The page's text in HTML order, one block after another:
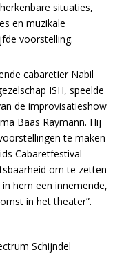
situaties,
en muzikale
voorstelling.
cabaretier Nabil
ISH, speelde
de improvisatieshow
Baas Raymann. Hij
te maken
Cabaretfestival
om te zetten
hem een innemende,
in het theater”.
Schijndel